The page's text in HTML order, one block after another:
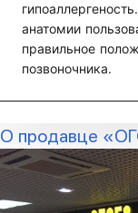
анатомии
правильное
позвоночника.
О продавце